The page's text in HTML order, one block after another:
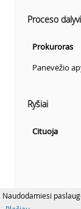
Naudodamiesi
Proceso
Prokuroras
Panevėžio
Ryšiai
Cituoja